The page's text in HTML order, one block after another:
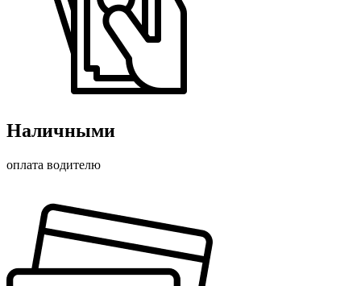
Наличными
оплата водителю